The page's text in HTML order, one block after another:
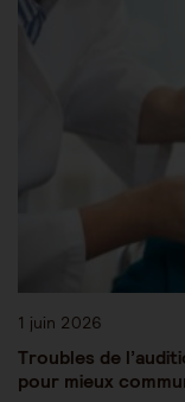
1 juin 2026
Troubles de
pour mieux